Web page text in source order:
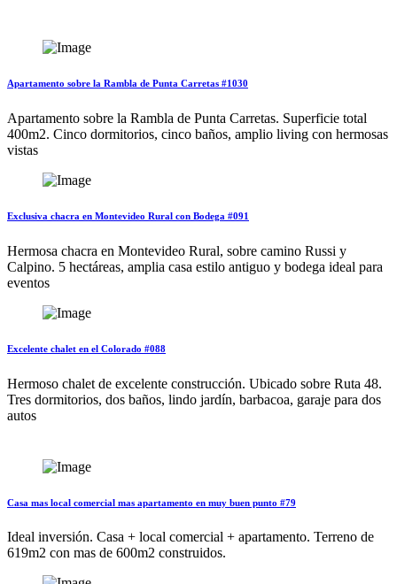
Apartamento sobre la Rambla de Punta Carretas #1030
Apartamento sobre la Rambla de Punta Carretas. Superficie total
400m2. Cinco dormitorios, cinco baños, amplio living con hermosas
vistas
Exclusiva chacra en Montevideo Rural con Bodega #091
Hermosa chacra en Montevideo Rural, sobre camino Russi y
Calpino. 5 hectáreas, amplia casa estilo antiguo y bodega ideal para
eventos
Excelente chalet en el Colorado #088
Hermoso chalet de excelente construcción. Ubicado sobre Ruta 48.
Tres dormitorios, dos baños, lindo jardín, barbacoa, garaje para dos
autos
Casa mas local comercial mas apartamento en muy buen punto #79
Ideal inversión. Casa + local comercial + apartamento. Terreno de
619m2 con mas de 600m2 construidos.